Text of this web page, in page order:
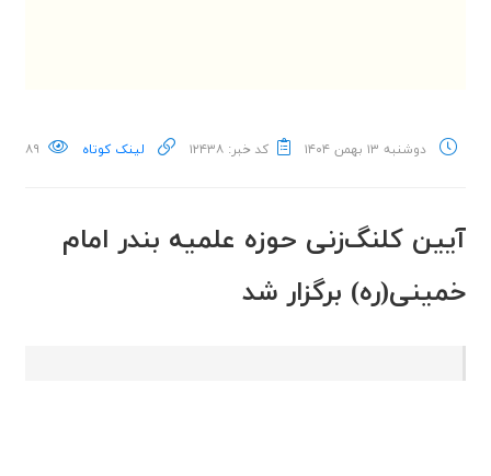
دوشنبه ۱۳ بهمن ۱۴۰۴ کد خبر: ۱۲۴۳۸ لینک کوتاه ۸۹
آیین کلنگ‌زنی حوزه علمیه بندر امام
خمینی(ره) برگزار شد